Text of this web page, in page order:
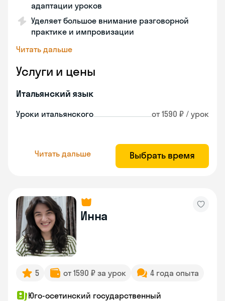
адаптации уроков
Уделяет большое внимание разговорной
практике и импровизации
Читать дальше
Услуги и цены
Итальянский язык
Уроки итальянского от 1590 ₽ / урок
Читать дальше Выбрать время
Инна
5 от 1590 ₽ за урок 4 года опыта
Юго-осетинский государственный